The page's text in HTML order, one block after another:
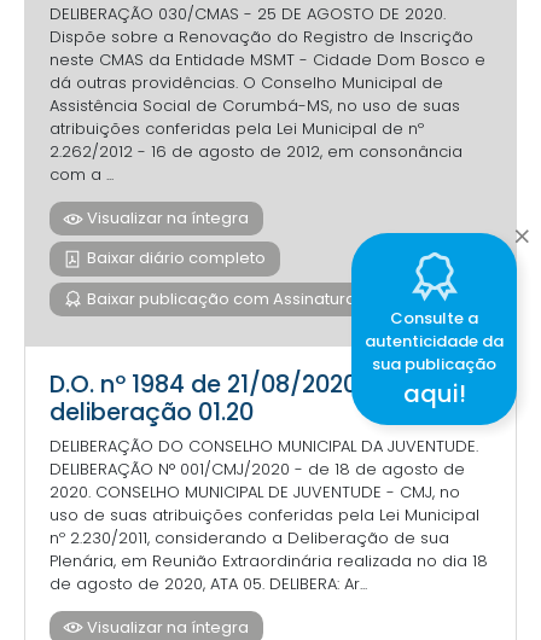
DELIBERAÇÃO 030/CMAS - 25 DE AGOSTO DE 2020.
Dispõe sobre a Renovação do Registro de Inscrição
neste CMAS da Entidade MSMT - Cidade Dom Bosco e
dá outras providências. O Conselho Municipal de
Assistência Social de Corumbá-MS, no uso de suas
atribuições conferidas pela Lei Municipal de nº
2.262/2012 - 16 de agosto de 2012, em consonância
com a ...
Visualizar na íntegra
Baixar diário completo
Baixar publicação com Assinatura Digital
D.O. nº 1984 de 21/08/2020 -
deliberação 01.20
DELIBERAÇÃO DO CONSELHO MUNICIPAL DA JUVENTUDE.
DELIBERAÇÃO N° 001/CMJ/2020 - de 18 de agosto de
2020. CONSELHO MUNICIPAL DE JUVENTUDE - CMJ, no
uso de suas atribuições conferidas pela Lei Municipal
nº 2.230/2011, considerando a Deliberação de sua
Plenária, em Reunião Extraordinária realizada no dia 18
de agosto de 2020, ATA 05. DELIBERA: Ar...
Visualizar na íntegra
Consulte a
autenticidade da
sua publicação
aqui!